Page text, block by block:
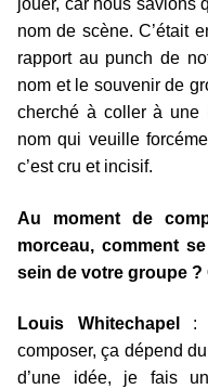
jouer, car nous savions
nom de scène. C’était
rapport au punch de
nom et le souvenir de
cherché à coller à une
nom qui veuille
c’est cru et incisif.
Au moment de
morceau, comment
sein de votre groupe ?
Louis Whitechapel
:
composer, ça dépend
d’une idée, je fais